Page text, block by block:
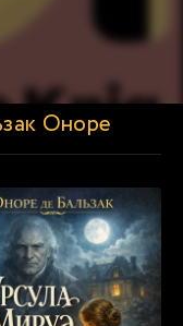
Оноре